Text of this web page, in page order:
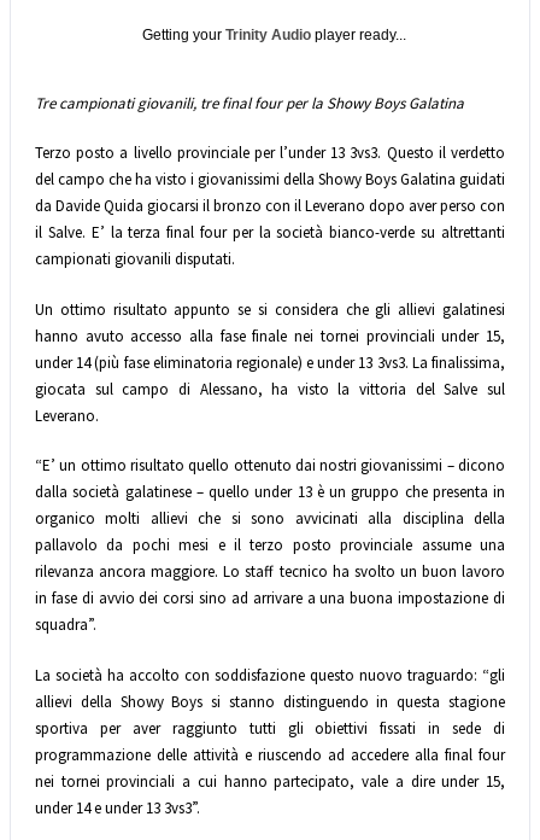
Getting your Trinity Audioplayer ready...
Tre campionati giovanili, tre final four per la Showy Boys Galatina
Terzo posto a livello provinciale per l’under 13 3vs3. Questo il verdetto
del campo che ha visto i giovanissimi della Showy Boys Galatina guidati
da Davide Quida giocarsi il bronzo con il Leverano dopo aver perso con
il Salve. E’ la terza final four per la società bianco-verde su altrettanti
campionati giovanili disputati.
Un ottimo risultato appunto se si considera che gli allievi galatinesi
hanno avuto accesso alla fase finale nei tornei provinciali under 15,
under 14 (più fase eliminatoria regionale) e under 13 3vs3. La finalissima,
giocata sul campo di Alessano, ha visto la vittoria del Salve sul
Leverano.
“E’ un ottimo risultato quello ottenuto dai nostri giovanissimi – dicono
dalla società galatinese – quello under 13 è un gruppo che presenta in
organico molti allievi che si sono avvicinati alla disciplina della
pallavolo da pochi mesi e il terzo posto provinciale assume una
rilevanza ancora maggiore. Lo staff tecnico ha svolto un buon lavoro
in fase di avvio dei corsi sino ad arrivare a una buona impostazione di
squadra”.
La società ha accolto con soddisfazione questo nuovo traguardo: “gli
allievi della Showy Boys si stanno distinguendo in questa stagione
sportiva per aver raggiunto tutti gli obiettivi fissati in sede di
programmazione delle attività e riuscendo ad accedere alla final four
nei tornei provinciali a cui hanno partecipato, vale a dire under 15,
under 14 e under 13 3vs3”.